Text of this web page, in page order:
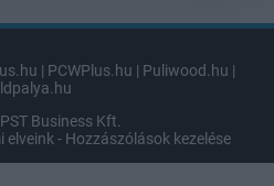
| PCWPlus.hu | Puliwood.hu |
Business Kft.
elveink- Hozzászólások kezelése